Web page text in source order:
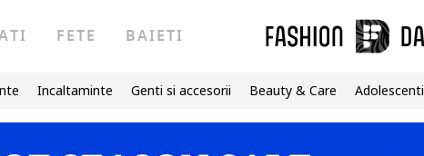
FETE BAIETI
Incaltaminte Genti si accesorii Beauty & Care Adolescenti